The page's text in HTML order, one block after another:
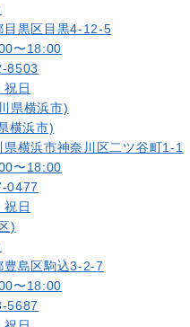
目黒区目黒4-12-5
〜18:00
8503
祝日
横浜市)
県横浜市神奈川区二ツ谷町1-1
〜18:00
0477
祝日
豊島区駒込3-2-7
〜18:00
5687